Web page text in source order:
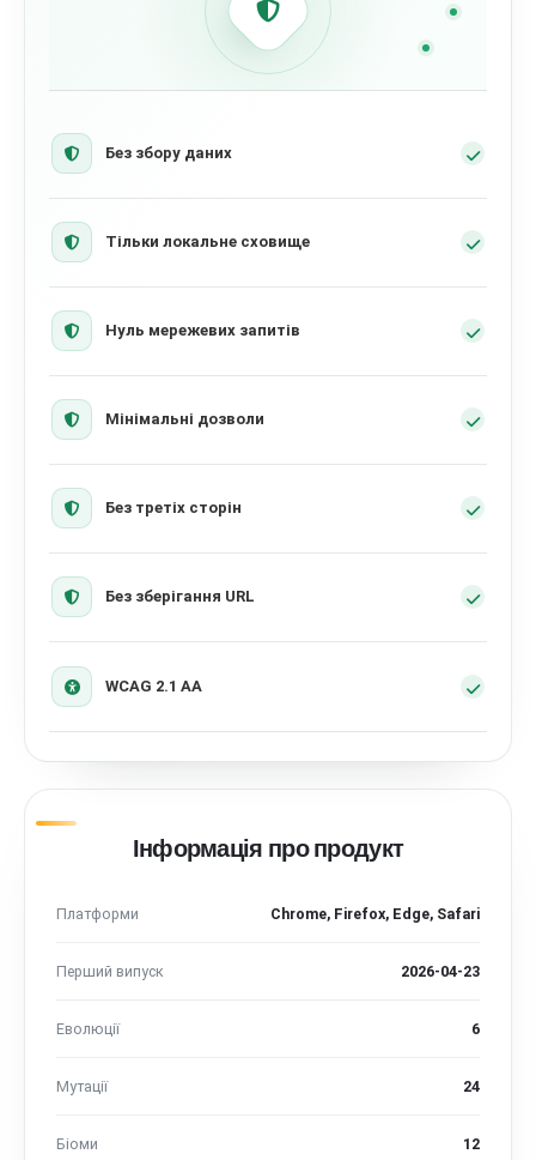
Без збору даних
Тільки локальне сховище
Нуль мережевих запитів
Мінімальні дозволи
Без третіх сторін
Без зберігання URL
WCAG 2.1 AA
Інформація про продукт
Платформи Chrome, Firefox, Edge, Safari
Перший випуск 2026-04-23
Еволюції 6
Мутації 24
Біоми 12